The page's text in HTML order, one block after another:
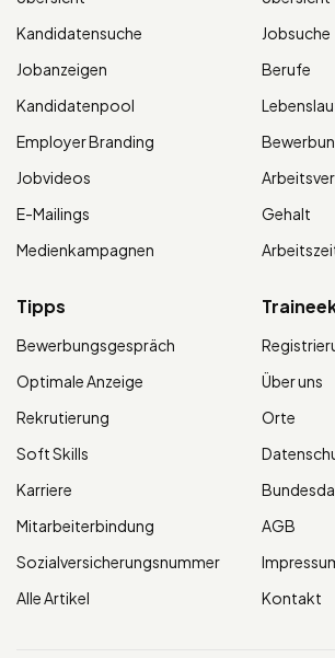
Kandidatensuche
Jobanzeigen
Kandidatenpool
Employer Branding
Jobvideos
E-Mailings
Medienkampagnen
Jobsuche
Berufe
Gehalt
Tipps
Bewerbungsgespräch
Optimale Anzeige
Rekrutierung
Soft Skills
Karriere
Mitarbeiterbindung
Sozialversicherungsnummer
Alle Artikel
Über uns
Orte
AGB
Kontakt